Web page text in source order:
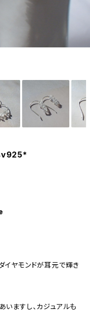
イヤモンドが耳元で輝き
ますし、カジュアルも